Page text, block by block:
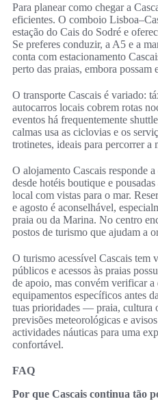
Para planear como chegar a
eficientes. O comboio
estação do Cais do Sodré e
Se preferes conduzir, a A5 e a
conta com estacionamento
perto das praias, embora possam
O transporte Cascais é variado:
autocarros locais cobrem rotas
eventos há frequentemente
calmas usa as ciclovias e os
trotinetes, ideais para percorrer
O alojamento Cascais responde
desde hotéis boutique e
local com vistas para o mar.
e agosto é aconselhável,
praia ou da Marina. No centro
postos de turismo que ajudam a
O turismo acessível Cascais tem
públicos e acessos às praias
de apoio, mas convém verificar
equipamentos específicos antes
tuas prioridades — praia, cultura
previsões meteorológicas e
actividades náuticas para uma
confortável.
FAQ
Por que Cascais continua tão